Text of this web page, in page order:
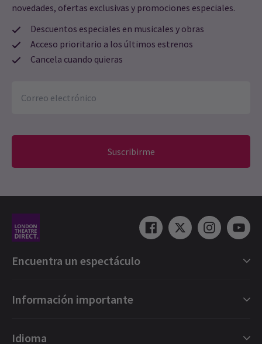
novedades, ofertas exclusivas y promociones especiales.
Descuentos especiales en musicales y obras
Acceso prioritario a los últimos estrenos
Cancela cuando quieras
Suscribirme
Encuentra un espectáculo
Información importante
Idioma